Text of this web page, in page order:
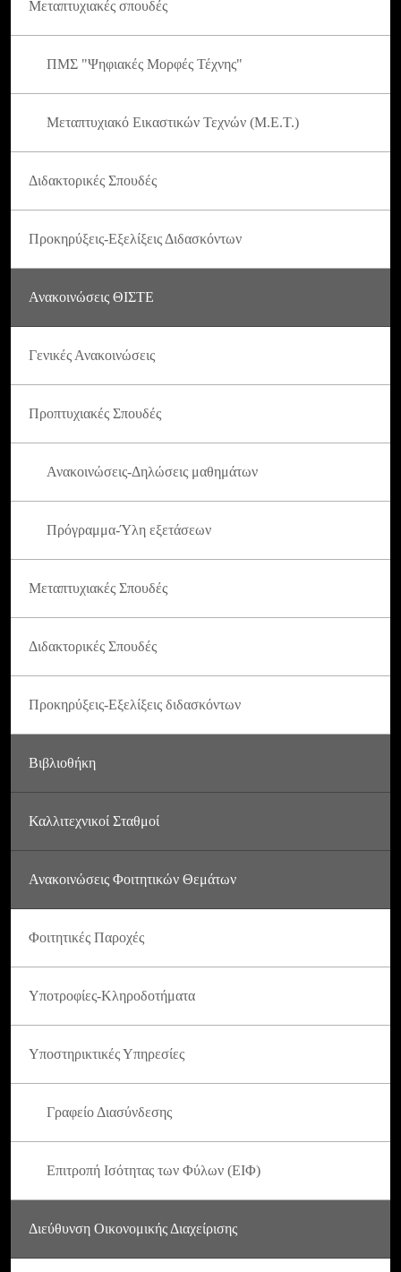
Μεταπτυχιακές σπουδές
ΠΜΣ "Ψηφιακές Μορφές Τέχνης"
Μεταπτυχιακό Εικαστικών Τεχνών (Μ.Ε.Τ.)
Διδακτορικές Σπουδές
Προκηρύξεις-Εξελίξεις Διδασκόντων
Ανακοινώσεις ΘΙΣΤΕ
Γενικές Ανακοινώσεις
Προπτυχιακές Σπουδές
Ανακοινώσεις-Δηλώσεις μαθημάτων
Πρόγραμμα-Ύλη εξετάσεων
Μεταπτυχιακές Σπουδές
Διδακτορικές Σπουδές
Προκηρύξεις-Εξελίξεις διδασκόντων
Βιβλιοθήκη
Καλλιτεχνικοί Σταθμοί
Ανακοινώσεις Φοιτητικών Θεμάτων
Φοιτητικές Παροχές
Υποτροφίες-Κληροδοτήματα
Υποστηρικτικές Υπηρεσίες
Γραφείο Διασύνδεσης
Επιτροπή Ισότητας των Φύλων (ΕΙΦ)
Διεύθυνση Οικονομικής Διαχείρισης